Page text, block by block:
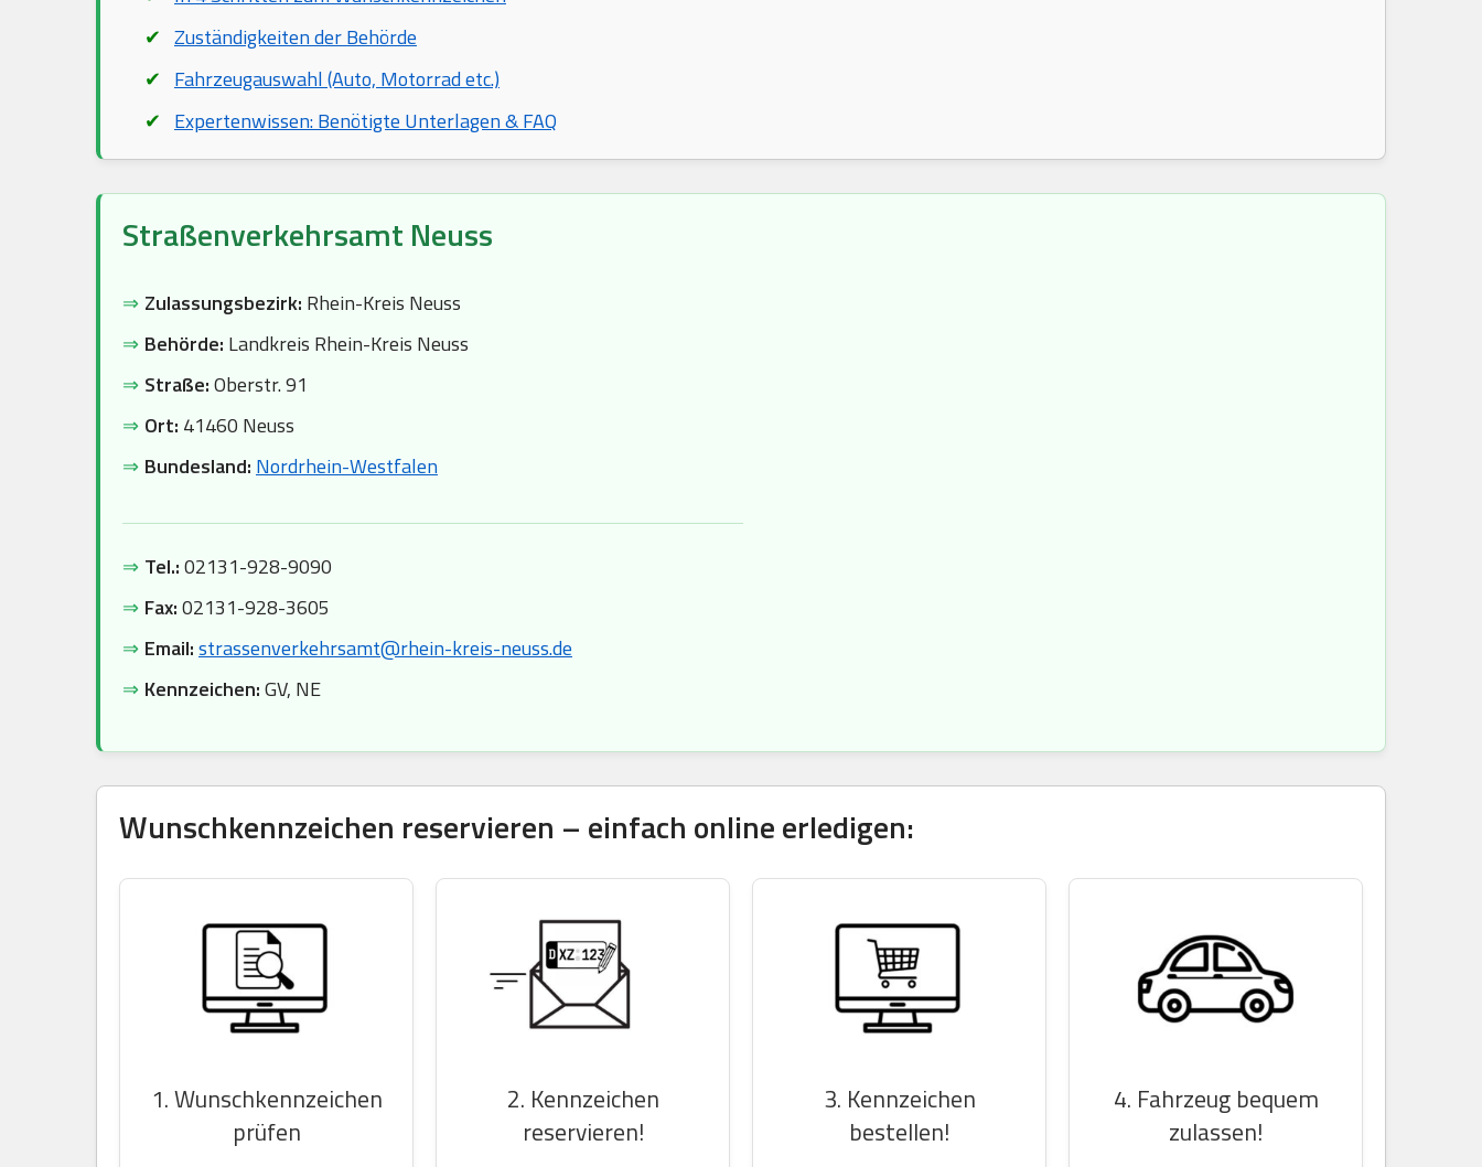
Zuständigkeiten der Behörde
Fahrzeugauswahl (Auto, Motorrad etc.)
Expertenwissen: Benötigte Unterlagen & FAQ
Straßenverkehrsamt Neuss
⇒ Zulassungsbezirk: Rhein-Kreis Neuss
⇒ Behörde: Landkreis Rhein-Kreis Neuss
⇒ Straße:Oberstr. 91
⇒ Ort: 41460 Neuss
⇒ Bundesland: Nordrhein-Westfalen
⇒ Tel.:02131-928-9090
⇒ Fax:02131-928-3605
⇒ Email:strassenverkehrsamt@rhein-kreis-neuss.de
⇒ Kennzeichen:GV, NE
Wunschkennzeichen reservieren – einfach online erledigen:
1. Wunschkennzeichen
prüfen
2. Kennzeichen
reservieren!
3. Kennzeichen
bestellen!
4. Fahrzeug bequem
zulassen!